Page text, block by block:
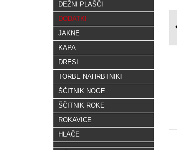
DEŽNI PLAŠČI
DODATKI
JAKNE
KAPA
DRESI
TORBE NAHRBTNIKI
ŠČITNIK NOGE
ŠČITNIK ROKE
ROKAVICE
HLAČE